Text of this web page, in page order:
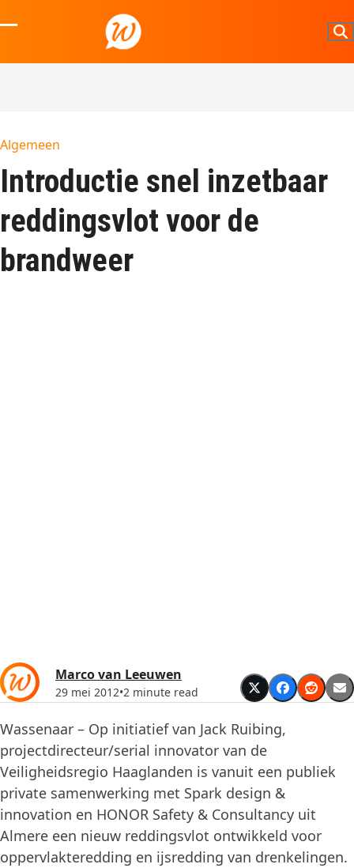
to
mobile
mobile
Algemeen
Introductie snel inzetbaar
reddingsvlot voor de
brandweer
Marco van Leeuwen
29 mei 2012•2 minute read
Wassenaar – Op initiatief van Jack Ruibing,
projectdirecteur/serial innovator van de
Veiligheidsregio Haaglanden is vanuit een publiek
private samenwerking met Spark design &
innovation en HONOR Safety & Consultancy uit
Almere een nieuw reddingsvlot ontwikkeld voor
oppervlakteredding en ijsredding van drenkelingen.